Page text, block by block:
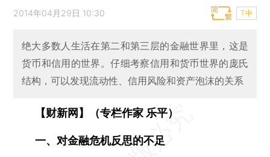
2014年04月29日 10:30 T中
绝大多数人生活在第二和第三层的金融世界里，这是
货币和信用的世界。仔细考察信用和货币世界的庞氏
结构，可以发现流动性、信用风险和资产泡沫的关系
【财新网】（专栏作家 乐平）
一、对金融危机反思的不足